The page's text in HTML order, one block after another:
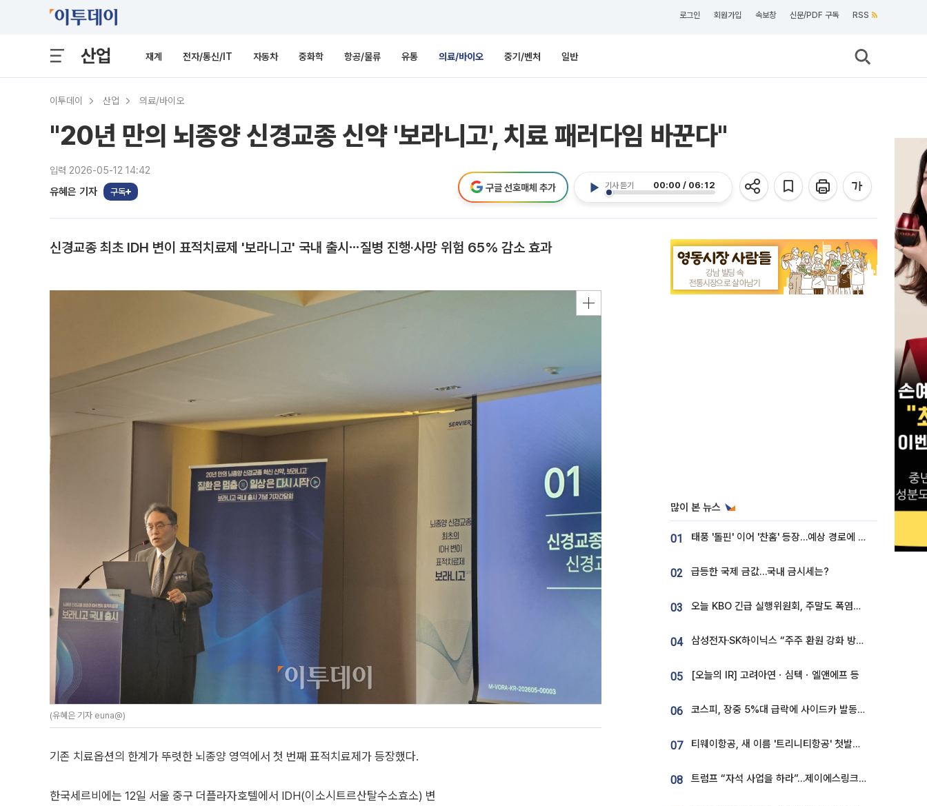
로그인 회원가입 속보창 신문/PDF 구독 RSS
산업 재계 전자/통신/IT 자동차 중화학 항공/물류 유통 의료/바이오 중기/벤처 일반
이투데이 산업 의료/바이오
"20년 만의 뇌종양 신경교종 신약 '보라니고', 치료 패러다임 바꾼다"
입력 2026-05-12 14:42
유혜은 기자 구독
기사 듣기 00:00 / 06:12
구글 선호매체 추가
신경교종 최초 IDH 변이 표적치료제 '보라니고' 국내 출시⋯질병 진행·사망 위험 65% 감소 효과
(유혜은 기자 euna@)
기존 치료옵션의 한계가 뚜렷한 뇌종양 영역에서 첫 번째 표적치료제가 등장했다.
한국세르비에는 12일 서울 중구 더플라자호텔에서 IDH(이소시트르산탈수소효소) 변
많이 본 뉴스
01 태풍 '돌핀' 이어 '찬홈' 등장…예상 경로에 한국 '한숨'
02 급등한 국제 금값…국내 금시세는?
03 오늘 KBO 긴급 실행위원회, 주말도 폭염취소 될까
04 삼성전자·SK하이닉스 “주주 환원 강화 방안 마련”
05 [오늘의 IR] 고려아연ㆍ심텍ㆍ엘앤에프 등
06 코스피, 장중 5%대 급락에 사이드카 발동…삼성·SK 동반 폭락
07 티웨이항공, 새 이름 '트리니티항공' 첫발…SSC 전략 본격화
08 트럼프 “자석 사업을 하라”…제이에스링크, 비중국 영구자석 공급망 구축 속도